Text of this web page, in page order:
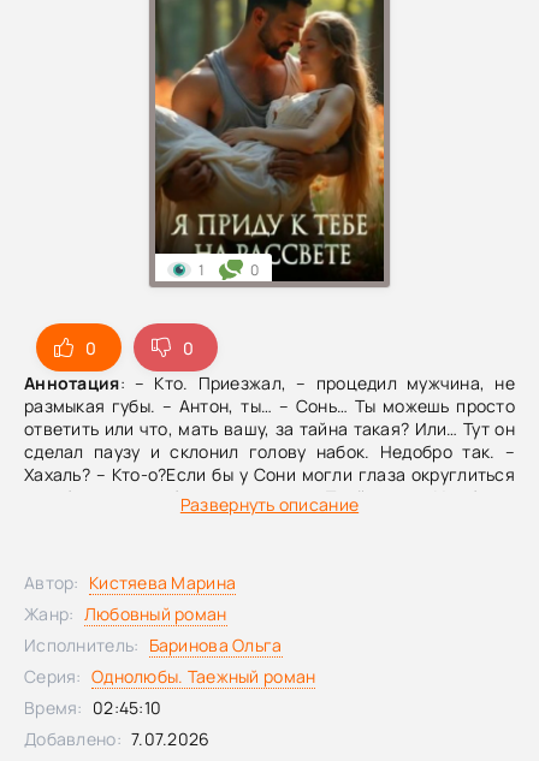
0
0
Аннотация: – Кто. Приезжал, – процедил мужчина, не
размыкая губы. – Антон, ты… – Сонь… Ты можешь просто
ответить или что, мать вашу, за тайна такая? Или… Тут он
сделал паузу и склонил голову набок. Недобро так. –
Хахаль? – Кто-о?Если бы у Сони могли глаза округлиться
еще больше, они бы округлились. – Твой мужик. У тебя же
есть мужик? – Кангуров, не смешно. – Вот и мне не
Соня тотчас протянула руки, чтобы поддержать, помочь
ему, и натолкнулась на предупреждающий взгляд.
Колючий такой. Опаньки… Да и что она сможет сделать с
мужиком под соточку? Ничего. Разве только рядом лечь и
полежать. На полу. Бугаем был, бугаем и остался. – Ты
живешь в моем доме несколько месяцев, какой мужик,
Антон… – Ты иногда уезжаешь. И не говоришь куда. А
сейчас какого-то хрена ты не можешь ответить на
Развернуть описание
1 0
Автор: Кистяева Марина
Жанр: Любовный роман
Исполнитель: Баринова Ольга
Серия: Однолюбы. Таежный роман
Время: 02:45:10
Добавлено: 7.07.2026